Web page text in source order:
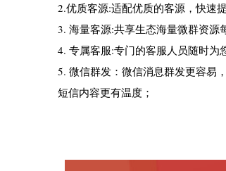
2.优质客源:适配优质的客源，快速
3. 海量客源:共享生态海量微群资
4. 专属客服:专门的客服人员随时为
5. 微信群发：微信消息群发更容易
短信内容更有温度；